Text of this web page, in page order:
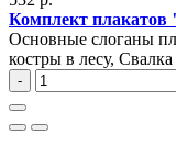
Комплект плакатов
Основные слоганы
костры в лесу,
-